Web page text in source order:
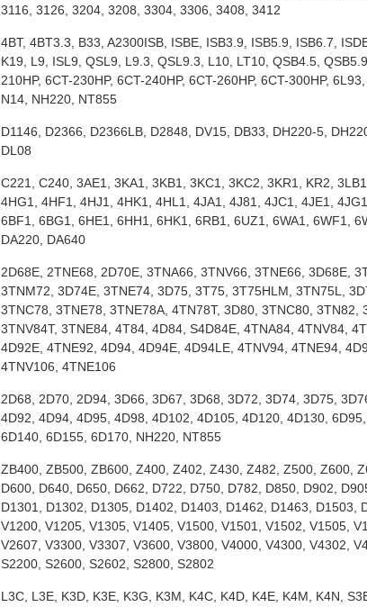
3116, 3126, 3204, 3208, 3304, 3306, 3408, 3412
4BT, 4BT3.3, B33, A2300ISB, ISBE, ISB3.9, ISB5.9, ISB6.7,
K19, L9, ISL9, QSL9, L9.3, QSL9.3, L10, LT10, QSB4.5,
210HP, 6CT-230HP, 6CT-240HP, 6CT-260HP, 6CT-300HP,
N14, NH220, NT855
D1146, D2366, D2366LB, D2848, DV15, DB33, DH220-5,
DL08
C221, C240, 3AE1, 3KA1, 3KB1, 3KC1, 3KC2, 3KR1, KR2,
4HG1, 4HF1, 4HJ1, 4HK1, 4HL1, 4JA1, 4J81, 4JC1, 4JE1,
6BF1, 6BG1, 6HE1, 6HH1, 6HK1, 6RB1, 6UZ1, 6WA1, 6WF1,
DA220, DA640
2D68E, 2TNE68, 2D70E, 3TNA66, 3TNV66, 3TNE66, 3D68E,
3TNM72, 3D74E, 3TNE74, 3D75, 3T75, 3T75HLM, 3TN75L,
3TNC78, 3TNE78, 3TNE78A, 4TN78T, 3D80, 3TNC80,
3TNV84T, 3TNE84, 4T84, 4D84, S4D84E, 4TNA84, 4TNV84,
4D92E, 4TNE92, 4D94, 4D94E, 4D94LE, 4TNV94, 4TNE94,
4TNV106, 4TNE106
2D68, 2D70, 2D94, 3D66, 3D67, 3D68, 3D72, 3D74, 3D75,
4D92, 4D94, 4D95, 4D98, 4D102, 4D105, 4D120, 4D130,
6D140, 6D155, 6D170, NH220, NT855
ZB400, ZB500, ZB600, Z400, Z402, Z430, Z482, Z500, Z600,
D600, D640, D650, D662, D722, D750, D782, D850, D902,
D1301, D1302, D1305, D1402, D1403, D1462, D1463,
V1200, V1205, V1305, V1405, V1500, V1501, V1502, V1505,
V2607, V3300, V3307, V3600, V3800, V4000, V4300, V4302,
S2200, S2600, S2602, S2800, S2802
L3C, L3E, K3D, K3E, K3G, K3M, K4C, K4D, K4E, K4M, K4N,